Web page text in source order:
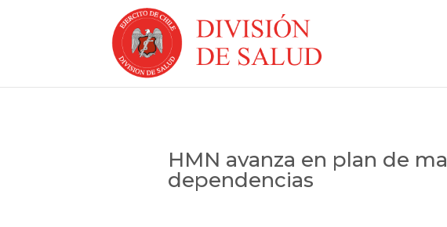
HMN avanza en plan de
dependencias